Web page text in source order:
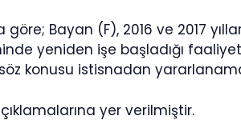
göre; Bayan (F), 2016 ve 2017
yeniden işe başladığı
konusu istisnadan
yer verilmiştir.